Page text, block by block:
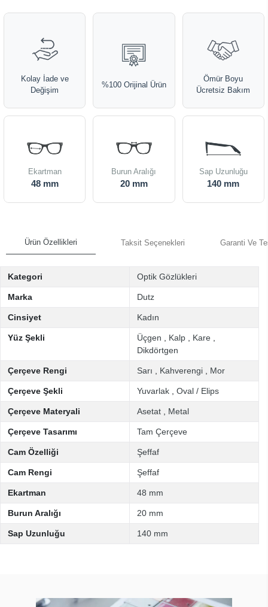
Kolay İade ve
Değişim
%100 Orijinal Ürün
Ömür Boyu
Ücretsiz Bakım
Ekartman
48 mm
Burun Aralığı
20 mm
Sap Uzunluğu
140 mm
Ürün Özellikleri Taksit Seçenekleri Garanti Ve
Kategori Optik Gözlükleri
Marka Dutz
Cinsiyet Kadın
Yüz Şekli Üçgen Kalp Kare
Dikdörtgen
Çerçeve Rengi Sarı Kahverengi Mor
Çerçeve Şekli Yuvarlak Oval / Elips
Çerçeve Materyali Asetat Metal
Çerçeve Tasarımı Tam Çerçeve
Cam Özelliği Şeffaf
Cam Rengi Şeffaf
Ekartman 48 mm
Burun Aralığı 20 mm
Sap Uzunluğu 140 mm